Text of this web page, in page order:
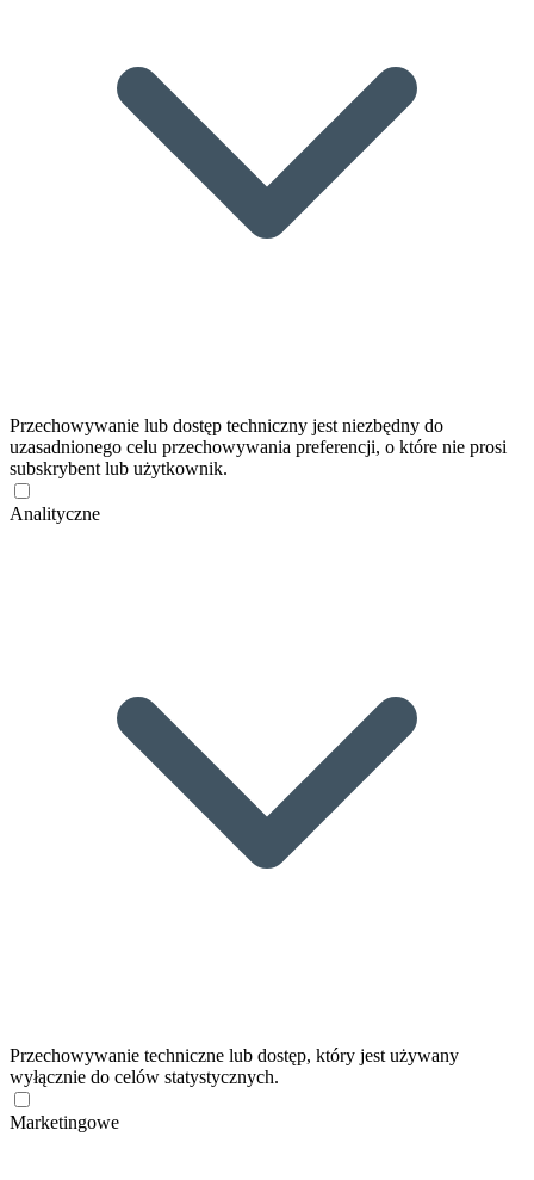
Przechowywanie lub dostęp techniczny jest niezbędny do
uzasadnionego celu przechowywania preferencji, o które nie prosi
subskrybent lub użytkownik.
Analityczne
Przechowywanie techniczne lub dostęp, który jest używany
wyłącznie do celów statystycznych.
Marketingowe